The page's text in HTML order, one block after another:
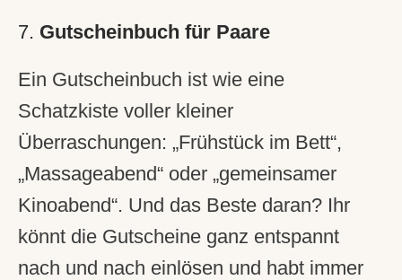
7. Gutscheinbuch für Paare
Ein Gutscheinbuch ist wie eine
Schatzkiste voller kleiner
Überraschungen: „Frühstück im Bett“,
„Massageabend“ oder „gemeinsamer
Kinoabend“. Und das Beste daran? Ihr
könnt die Gutscheine ganz entspannt
nach und nach einlösen und habt immer